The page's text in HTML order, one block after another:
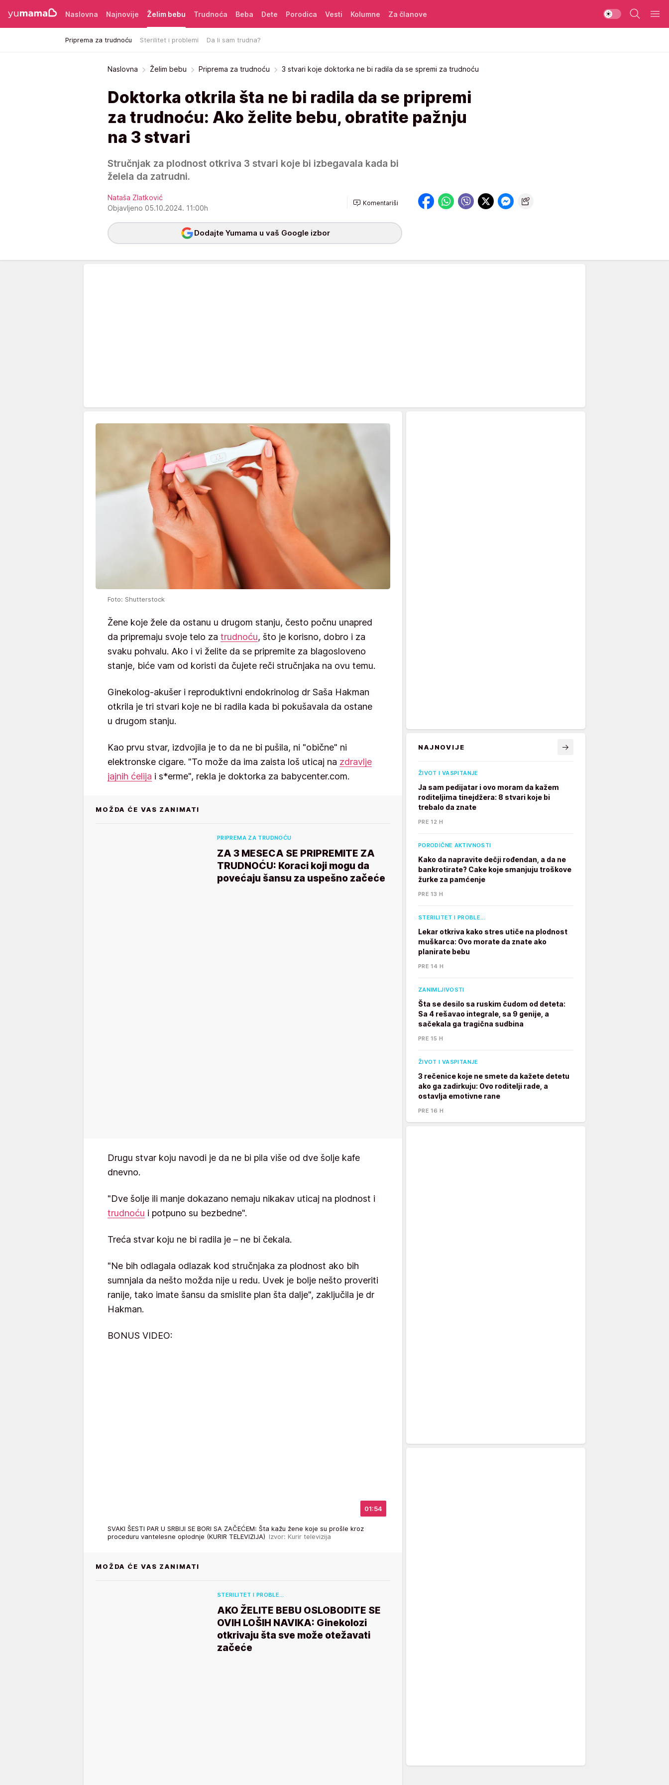
Naslovna Najnovije Želim bebu
Priprema za trudnoću Sterilitet i problemi Da li sam trudna?
Trudnoća Beba Dete Porodica Vesti Kolumne Za članove
Naslovna Želim bebu Priprema za trudnoću 3 stvari koje doktorka ne bi radila da se spremi za trudnoću
Doktorka otkrila šta ne bi radila da se pripremi
za trudnoću: Ako želite bebu, obratite pažnju
na 3 stvari
Stručnjak za plodnost otkriva 3 stvari koje bi izbegavala kada bi
želela da zatrudni.
Nataša Zlatković
Objavljeno 05.10.2024. 11:00h
Komentariši
Dodajte Yumama u vaš Google izbor
Foto: Shutterstock
Žene koje žele da ostanu u drugom stanju, često počnu unapred
da pripremaju svoje telo za trudnoću, što je korisno, dobro i za
svaku pohvalu. Ako i vi želite da se pripremite za blagosloveno
stanje, biće vam od koristi da čujete reči stručnjaka na ovu temu.
Ginekolog-akušer i reproduktivni endokrinolog dr Saša Hakman
otkrila je tri stvari koje ne bi radila kada bi pokušavala da ostane
u drugom stanju.
Kao prvu stvar, izdvojila je to da ne bi pušila, ni "obične" ni
elektronske cigare. "To može da ima zaista loš uticaj na zdravlje
jajnih ćelija i s*erme", rekla je doktorka za babycenter.com.
MOŽDA ĆE VAS ZANIMATI
PRIPREMA ZA TRUDNOĆU
ZA 3 MESECA SE PRIPREMITE ZA
TRUDNOĆU: Koraci koji mogu da
povećaju šansu za uspešno začeće
Drugu stvar koju navodi je da ne bi pila više od dve šolje kafe
dnevno.
"Dve šolje ili manje dokazano nemaju nikakav uticaj na plodnost i
trudnoću i potpuno su bezbedne".
Treća stvar koju ne bi radila je – ne bi čekala.
"Ne bih odlagala odlazak kod stručnjaka za plodnost ako bih
sumnjala da nešto možda nije u redu. Uvek je bolje nešto proveriti
ranije, tako imate šansu da smislite plan šta dalje", zaključila je dr
Hakman.
BONUS VIDEO:
01:54
SVAKI ŠESTI PAR U SRBIJI SE BORI SA ZAČEĆEM: Šta kažu žene koje su prošle kroz
proceduru vantelesne oplodnje (KURIR TELEVIZIJA) Izvor: Kurir televizija
MOŽDA ĆE VAS ZANIMATI
STERILITET I PROBLE…
AKO ŽELITE BEBU OSLOBODITE SE
OVIH LOŠIH NAVIKA: Ginekolozi
otkrivaju šta sve može otežavati
začeće
NAJNOVIJE
ŽIVOT I VASPITANJE
Ja sam pedijatar i ovo moram da kažem
roditeljima tinejdžera: 8 stvari koje bi
trebalo da znate
PRE 12 H
PORODIČNE AKTIVNOSTI
Kako da napravite dečji rođendan, a da ne
bankrotirate? Cake koje smanjuju troškove
žurke za pamćenje
PRE 13 H
STERILITET I PROBLE…
Lekar otkriva kako stres utiče na plodnost
muškarca: Ovo morate da znate ako
planirate bebu
PRE 14 H
ZANIMLJIVOSTI
Šta se desilo sa ruskim čudom od deteta:
Sa 4 rešavao integrale, sa 9 genije, a
sačekala ga tragična sudbina
PRE 15 H
ŽIVOT I VASPITANJE
3 rečenice koje ne smete da kažete detetu
ako ga zadirkuju: Ovo roditelji rade, a
ostavlja emotivne rane
PRE 16 H